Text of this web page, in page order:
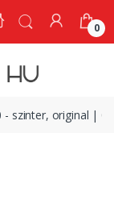
0
szinter, original |
0